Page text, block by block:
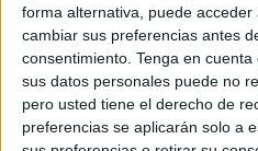
forma alternativa, puede
cambiar sus preferencias antes
consentimiento. Tenga en
sus datos personales puede no
pero usted tiene el derecho de
preferencias se aplicarán solo a
White Snowboarding o
ranking de videojuegos
De esta forma, Only The
conocer involucrándose
múltiples avatares.